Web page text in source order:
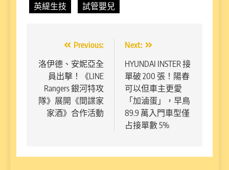
英緹生技
試管嬰兒
章
導
覽
Previous:
洛伊德、安妮亞全
員出擊！《LINE
Rangers 銀河特攻
隊》展開《間諜家
家酒》合作活動
Next:
HYUNDAI INSTER 接
單破 200 張！陽春
可以但車主更愛
「加滷蛋」，早鳥
89.9 萬入門車型僅
占接單數 5%